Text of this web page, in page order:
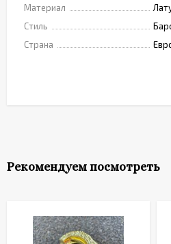
Материал
Стиль
Страна
Рекомендуем посмотреть